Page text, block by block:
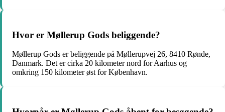
Hvor er Møllerup Gods beliggende?
Møllerup Gods er beliggende på Møllerupvej 26, 8410 Rønde,
Danmark. Det er cirka 20 kilometer nord for Aarhus og
omkring 150 kilometer øst for København.